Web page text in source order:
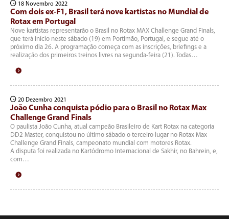
18 Novembro 2022
Com dois ex-F1, Brasil terá nove kartistas no Mundial de
Rotax em Portugal
Nove kartistas representarão o Brasil no Rotax MAX Challenge Grand Finals,
que terá início neste sábado (19) em Portimão, Portugal, e segue até o
próximo dia 26. A programação começa com as inscrições, briefings e a
realização dos primeiros treinos livres na segunda-feira (21). Todas…
20 Dezembro 2021
João Cunha conquista pódio para o Brasil no Rotax Max
Challenge Grand Finals
O paulista João Cunha, atual campeão Brasileiro de Kart Rotax na categoria
DD2 Master, conquistou no último sábado o terceiro lugar no Rotax Max
Challenge Grand Finals, campeonato mundial com motores Rotax.
A disputa foi realizada no Kartódromo Internacional de Sakhir, no Bahrein, e,
com…